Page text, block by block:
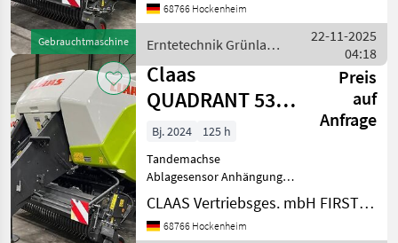
Gebrauchtmaschine
Arbeitsbreite: 235 cm
Quader (in cm): 120X 90
Ballenzahl: 5445
68766 Hockenheim
Erntetechnik Grünland
/ Claas
22-11-2025
04:18
Claas
QUADRANT 5300
RF T+ST
Preis
auf
Anfrage
Bj. 2024
125 h
Tandemachse
Ablagesensor Anhängung:
Stützfuß, hydraulisch
Arbeitsbreite: 235 cm
Ballenausstoßer Ballenmaß
CLAAS Vertriebsges. mbH FIRST CLAAS USED Center Hockenheim
68766 Hockenheim